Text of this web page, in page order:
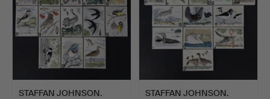
STAFFAN JOHNSON.
STAFFAN JOHNSON.